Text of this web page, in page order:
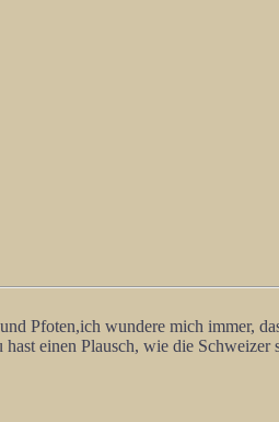
Pfoten,ich wundere mich immer,
einen Plausch, wie die